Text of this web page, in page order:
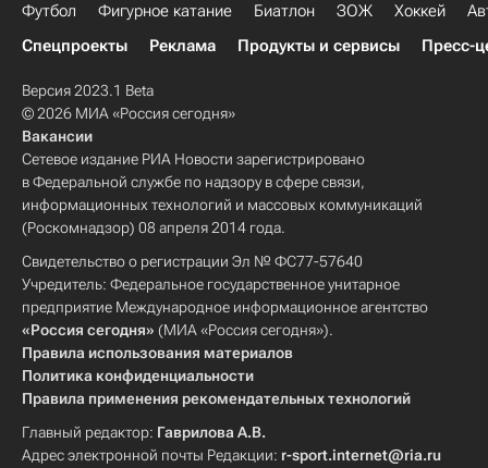
Футбол Фигурное катание Биатлон ЗОЖ Хоккей
Спецпроекты
Реклама Продукты и сервисы Пресс-
Версия 2023.1 Beta
© 2026 МИА «Россия сегодня»
Вакансии
Сетевое издание РИА Новости зарегистрировано
в Федеральной службе по надзору в сфере связи,
информационных технологий и массовых коммуникаций
(Роскомнадзор) 08 апреля 2014 года.
Свидетельство о регистрации Эл № ФС77-57640
Учредитель: Федеральное государственное унитарное
предприятие Международное информационное агентство
«Россия сегодня» (МИА «Россия сегодня»).
Правила использования материалов
Политика конфиденциальности
Правила применения рекомендательных технологий
Главный редактор: Гаврилова А.В.
Адрес электронной почты Редакции: r-sport.internet@ria.ru